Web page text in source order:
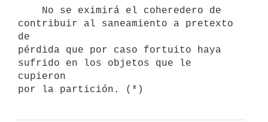
contribuir al saneamiento a pretexto
de
pérdida que por caso fortuito haya
sufrido en los objetos que le
cupieron